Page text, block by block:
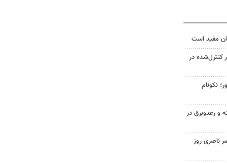
مفید است
کنترل‌شده در
نکونام
و رعدوبرق در
ناصری روز